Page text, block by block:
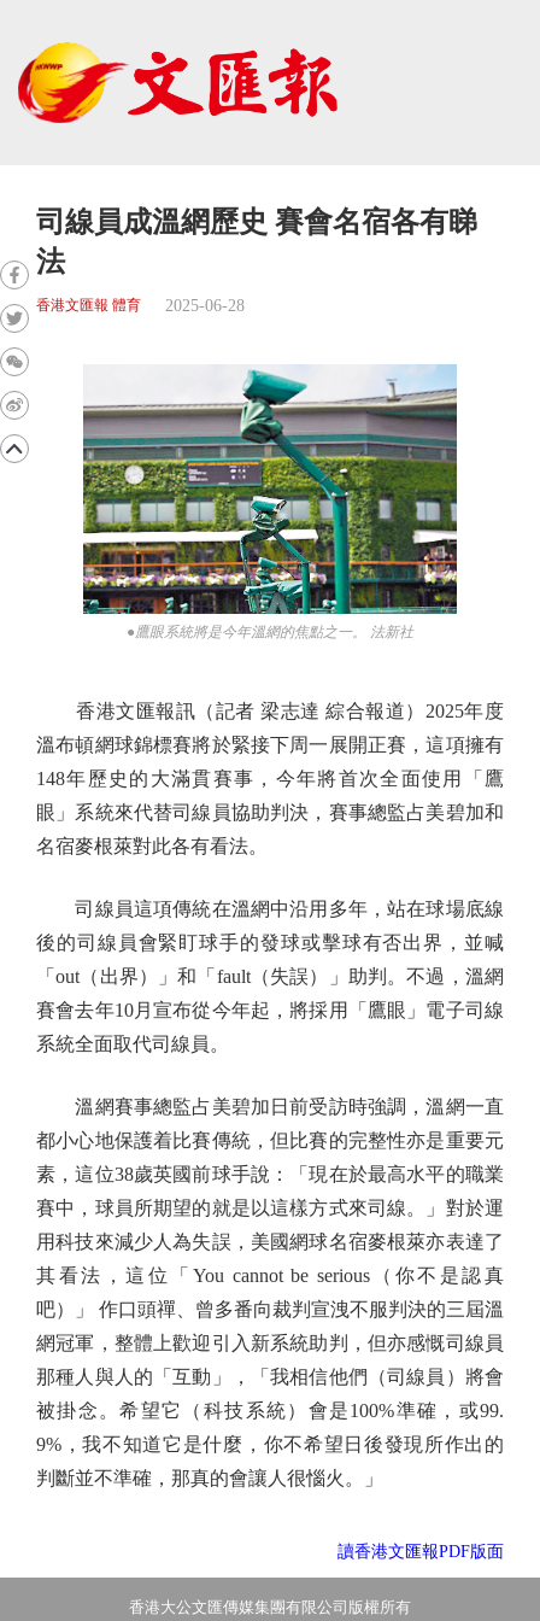
司線員成溫網歷史 賽會名宿各有睇
法
香港文匯報 體育 2025-06-28
●鷹眼系統將是今年溫網的焦點之一。 法新社
香港文匯報訊（記者 梁志達 綜合報道）2025年度
溫布頓網球錦標賽將於緊接下周一展開正賽，這項擁有
148年歷史的大滿貫賽事，今年將首次全面使用「鷹
眼」系統來代替司線員協助判決，賽事總監占美碧加和
名宿麥根萊對此各有看法。
司線員這項傳統在溫網中沿用多年，站在球場底線
後的司線員會緊盯球手的發球或擊球有否出界，並喊
「out（出界）」和「fault（失誤）」助判。不過，溫網
賽會去年10月宣布從今年起，將採用「鷹眼」電子司線
系統全面取代司線員。
溫網賽事總監占美碧加日前受訪時強調，溫網一直
都小心地保護着比賽傳統，但比賽的完整性亦是重要元
素，這位38歲英國前球手說：「現在於最高水平的職業
賽中，球員所期望的就是以這樣方式來司線。」對於運
用科技來減少人為失誤，美國網球名宿麥根萊亦表達了
其看法，這位「You cannot be serious（你不是認真
吧）」 作口頭禪、曾多番向裁判宣洩不服判決的三屆溫
網冠軍，整體上歡迎引入新系統助判，但亦感慨司線員
那種人與人的「互動」，「我相信他們（司線員）將會
被掛念。希望它（科技系統）會是100%準確，或99.
9%，我不知道它是什麼，你不希望日後發現所作出的
判斷並不準確，那真的會讓人很惱火。」
讀香港文匯報PDF版面
香港大公文匯傳媒集團有限公司版權所有